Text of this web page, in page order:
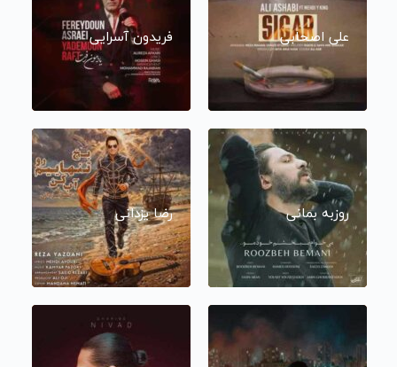
علی اصحابی فریدون آسرایی
روزبه بمانی رضا یزدانی